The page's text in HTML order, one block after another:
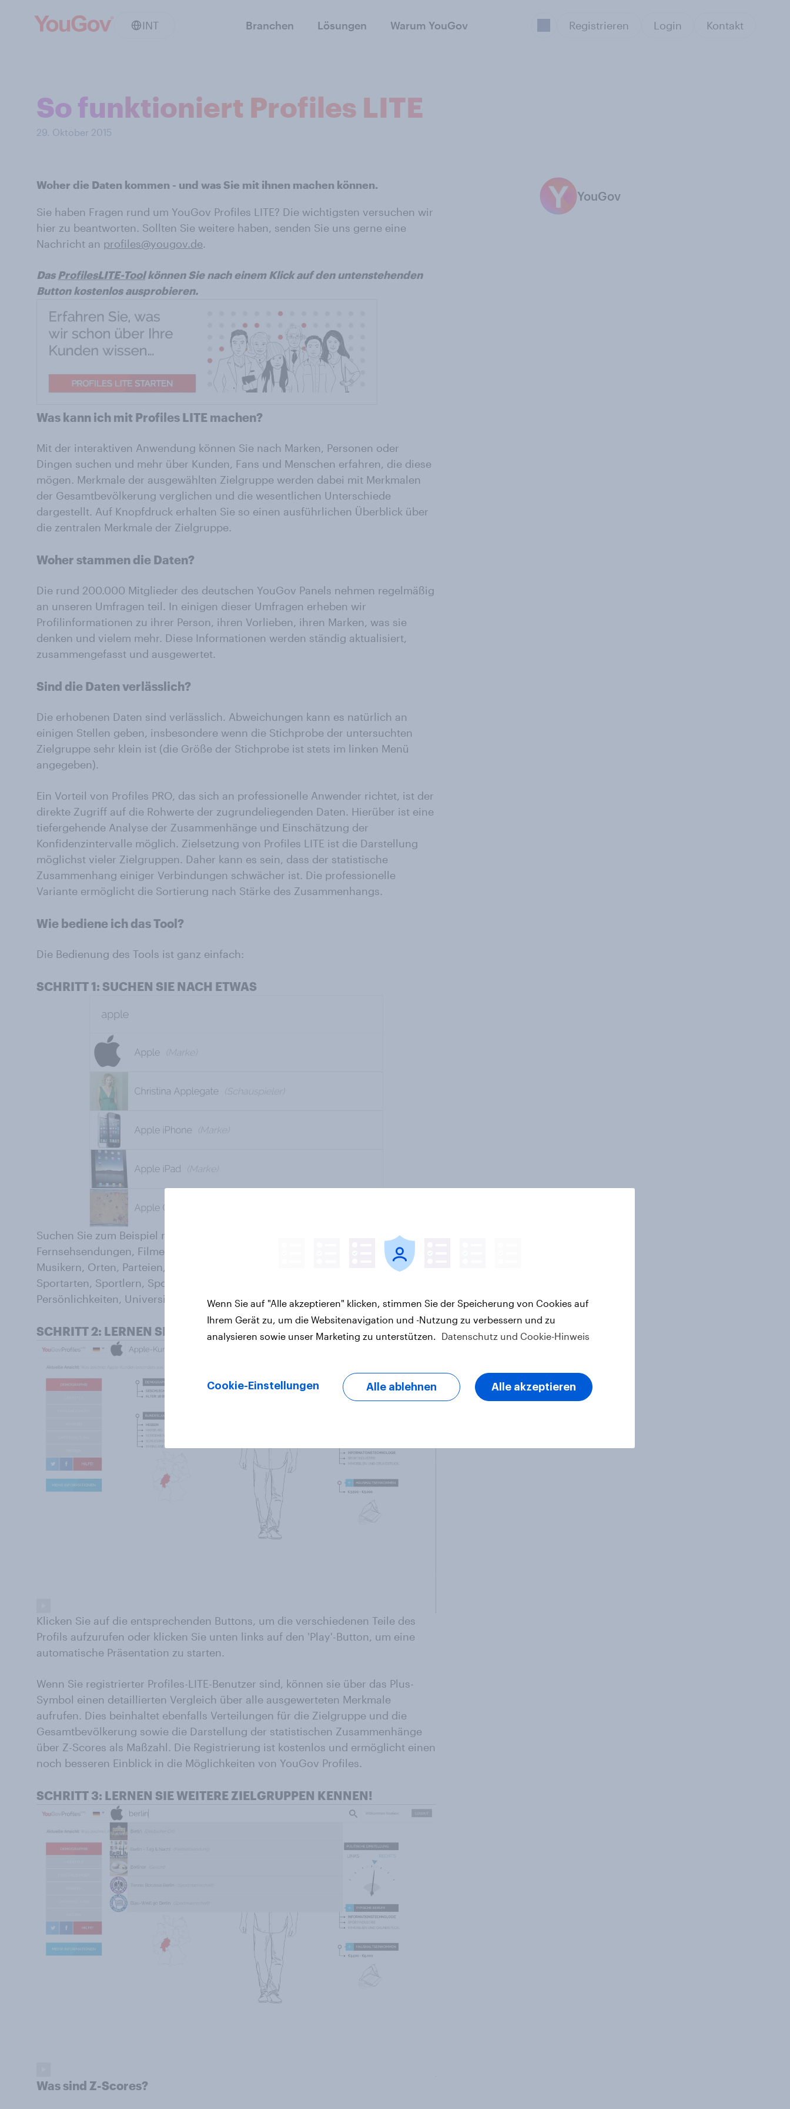
INT Branchen Lösungen Warum YouGov Registrieren Login Kontakt
So funktioniert Profiles LITE
29. Oktober 2015
Woher die Daten kommen - und was Sie mit ihnen machen können.
Sie haben Fragen rund um YouGov Profiles LITE? Die wichtigsten versuchen wir
hier zu beantworten. Sollten Sie weitere haben, senden Sie uns gerne eine
Nachricht an profiles@yougov.de.
Das ProfilesLITE-Toolkönnen Sie nach einem Klick auf den untenstehenden
Button kostenlos ausprobieren.
Was kann ich mit Profiles LITE machen?
Mit der interaktiven Anwendung können Sie nach Marken, Personen oder
Dingen suchen und mehr über Kunden, Fans und Menschen erfahren, die diese
mögen. Merkmale der ausgewählten Zielgruppe werden dabei mit Merkmalen
der Gesamtbevölkerung verglichen und die wesentlichen Unterschiede
dargestellt. Auf Knopfdruck erhalten Sie so einen ausführlichen Überblick über
die zentralen Merkmale der Zielgruppe.
Woher stammen die Daten?
Die rund 200.000 Mitglieder des deutschen YouGov Panels nehmen regelmäßig
an unseren Umfragen teil. In einigen dieser Umfragen erheben wir
Profilinformationen zu ihrer Person, ihren Vorlieben, ihren Marken, was sie
denken und vielem mehr. Diese Informationen werden ständig aktualisiert,
zusammengefasst und ausgewertet.
Sind die Daten verlässlich?
Die erhobenen Daten sind verlässlich. Abweichungen kann es natürlich an
einigen Stellen geben, insbesondere wenn die Stichprobe der untersuchten
Zielgruppe sehr klein ist (die Größe der Stichprobe ist stets im linken Menü
angegeben).
Ein Vorteil von Profiles PRO, das sich an professionelle Anwender richtet, ist der
direkte Zugriff auf die Rohwerte der zugrundeliegenden Daten. Hierüber ist eine
tiefergehende Analyse der Zusammenhänge und Einschätzung der
Konfidenzintervalle möglich. Zielsetzung von Profiles LITE ist die Darstellung
möglichst vieler Zielgruppen. Daher kann es sein, dass der statistische
Zusammenhang einiger Verbindungen schwächer ist. Die professionelle
Variante ermöglicht die Sortierung nach Stärke des Zusammenhangs.
Wie bediene ich das Tool?
Die Bedienung des Tools ist ganz einfach:
SCHRITT 1: SUCHEN SIE NACH ETWAS
Suchen Sie zum Beispiel nach: Aktivitäten, Berufsbereichen, Fernsehsendern,
Fernsehsendungen, Filmen, Gerichten, Institutionen, Interessen, Marken,
Musikern, Orten, Parteien, Persönlichkeiten, Regisseuren, Schauspielern,
Sportarten, Sportlern, Sportmannschaften, Studienfächern, Tieren, TV-
Persönlichkeiten, Universitäten, Veranstaltungen, Zeitschriften, Zeitungen
SCHRITT 2: LERNEN SIE DIE ZIELGRUPPE KENNEN
Klicken Sie auf die entsprechenden Buttons, um die verschiedenen Teile des
Profils aufzurufen oder klicken Sie unten links auf den 'Play'-Button, um eine
automatische Präsentation zu starten.
Wenn Sie registrierter Profiles-LITE-Benutzer sind, können sie über das Plus-
Symbol einen detaillierten Vergleich über alle ausgewerteten Merkmale
aufrufen. Dies beinhaltet ebenfalls Verteilungen für die Zielgruppe und die
Gesamtbevölkerung sowie die Darstellung der statistischen Zusammenhänge
über Z-Scores als Maßzahl. Die Registrierung ist kostenlos und ermöglicht einen
noch besseren Einblick in die Möglichkeiten von YouGov Profiles.
SCHRITT 3: LERNEN SIE WEITERE ZIELGRUPPEN KENNEN!
Was sind Z-Scores?
YouGov
Wenn Sie auf "Alle akzeptieren" klicken, stimmen Sie der Speicherung von Cookies auf
Ihrem Gerät zu, um die Websitenavigation und -Nutzung zu verbessern und zu
analysieren sowie unser Marketing zu unterstützen. Datenschutz und Cookie-Hinweis
Cookie-Einstellungen Alle ablehnen Alle akzeptieren